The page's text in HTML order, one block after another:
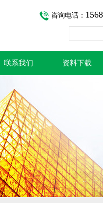
咨询电话：
联系我们 资料下载